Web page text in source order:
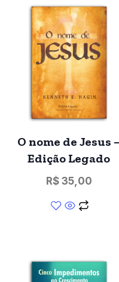
O nome de Jesus
Edição Legado
R$35,00